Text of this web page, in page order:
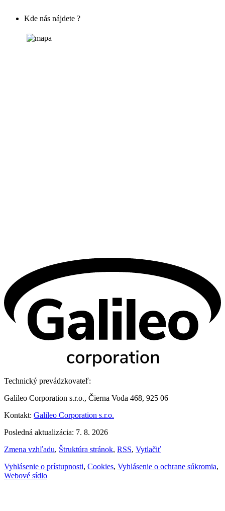
Kde nás nájdete ?
Technický prevádzkovateľ:
Galileo Corporation s.r.o., Čierna Voda 468, 925 06
Kontakt: Galileo Corporation s.r.o.
Posledná aktualizácia: 7. 8. 2026
Zmena vzhľadu, Štruktúra stránok, RSS, Vytlačiť
Vyhlásenie o prístupnosti, Cookies, Vyhlásenie o ochrane súkromia,
Webové sídlo